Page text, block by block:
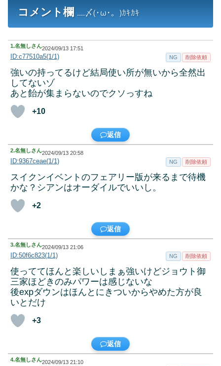
コメント欄 ....〆(･ω･。)ｶｷｶｷ
1.名無しさん2024/09/13 17:51
ID:c77510a5(1/1) NG 削除依頼
強いの持ってるけど結局使い所が無いから全然出
してないゾ
あと飴が集まらないのでクソっすね
+10
返信
2.名無しさん2024/09/13 20:58
ID:9367ceae(1/1) NG 削除依頼
スイクンイベントのフェアリー版が来るまで待機
かな？シアンはオーダイルでいいし。
+2
返信
3.名無しさん2024/09/13 21:06
ID:50f6c823(1/1) NG 削除依頼
使っててほんと楽しいしまぁ強いけどジョウト御
三家ほどきのみパワーは感じないな
後expダウンはほんとにきついからやめた方が良
いとだけ
+3
返信
4.名無しさん2024/09/13 21:10